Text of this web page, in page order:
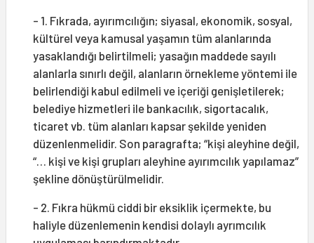
- 1. Fıkrada, ayırımcılığın; siyasal, ekonomik, sosyal,
kültürel veya kamusal yaşamın tüm alanlarında
yasaklandığı belirtilmeli; yasağın maddede sayılı
alanlarla sınırlı değil, alanların örnekleme yöntemi ile
belirlendiği kabul edilmeli ve içeriği genişletilerek;
belediye hizmetleri ile bankacılık, sigortacalık,
ticaret vb. tüm alanları kapsar şekilde yeniden
düzenlenmelidir. Son paragrafta; “kişi aleyhine değil,
“… kişi ve kişi grupları aleyhine ayırımcılık yapılamaz”
şekline dönüştürülmelidir.
- 2. Fıkra hükmü ciddi bir eksiklik içermekte, bu
haliyle düzenlemenin kendisi dolaylı ayrımcılık